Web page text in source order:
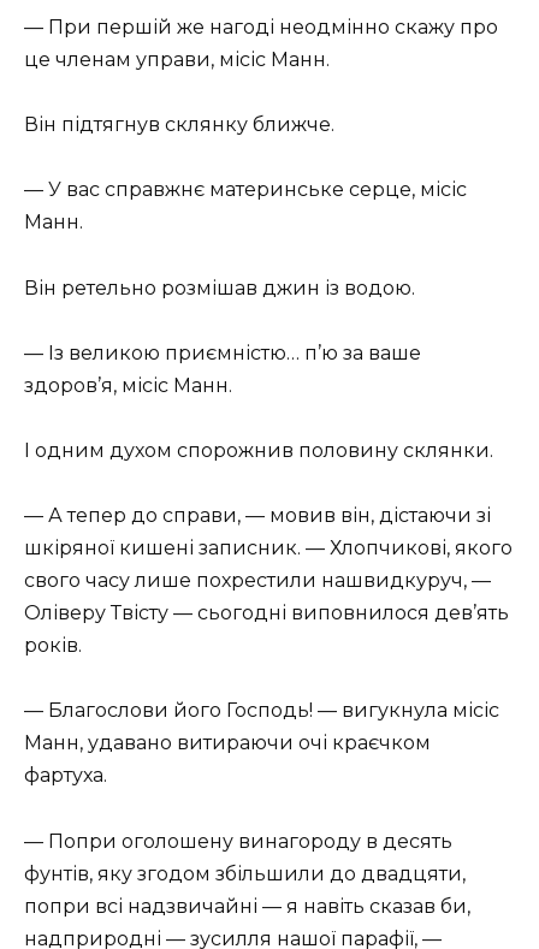
— При першій же нагоді неодмінно скажу про
це членам управи, місіс Манн.
Він підтягнув склянку ближче.
— У вас справжнє материнське серце, місіс
Манн.
Він ретельно розмішав джин із водою.
— Із великою приємністю… п’ю за ваше
здоров’я, місіс Манн.
І одним духом спорожнив половину склянки.
— А тепер до справи, — мовив він, дістаючи зі
шкіряної кишені записник. — Хлопчикові, якого
свого часу лише похрестили нашвидкуруч, —
Оліверу Твісту — сьогодні виповнилося дев’ять
років.
— Благослови його Господь! — вигукнула місіс
Манн, удавано витираючи очі краєчком
фартуха.
— Попри оголошену винагороду в десять
фунтів, яку згодом збільшили до двадцяти,
попри всі надзвичайні — я навіть сказав би,
надприродні — зусилля нашої парафії, —